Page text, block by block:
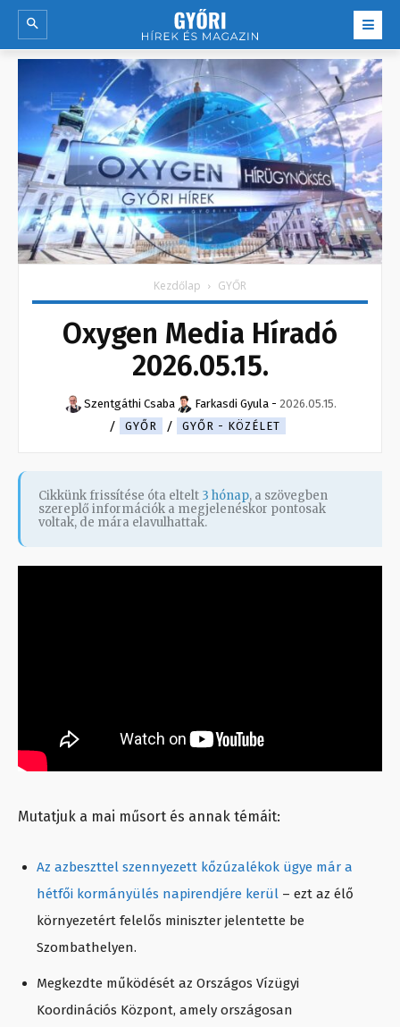
Kezdőlap GYŐR
Oxygen Media Híradó
2026.05.15.
Szentgáthi Csaba Farkasdi Gyula - 2026.05.15.
GYŐR
GYŐR - KÖZÉLET
Cikkünk frissítése óta eltelt 3 hónap, a szövegben
szereplő információk a megjelenéskor pontosak
voltak, de mára elavulhattak.
Mutatjuk a mai műsort és annak témáit:
Az azbeszttel szennyezett kőzúzalékok ügye már a
hétfői kormányülés napirendjére kerül – ezt az élő
környezetért felelős miniszter jelentette be
Szombathelyen.
Megkezdte működését az Országos Vízügyi
Koordinációs Központ, amely országosan